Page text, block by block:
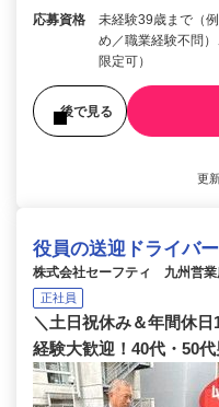
応募資格
未経験39歳まで（
め／職業経験不問
限定可）
後で見る
更
役員の送迎ドライバー
株式会社セーフティ 九州営業
正社員
＼土日祝休み＆年間休
経験大歓迎！40代・50